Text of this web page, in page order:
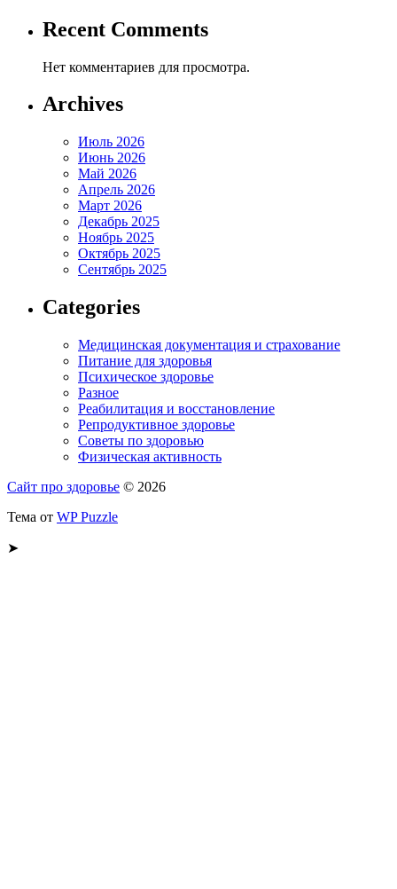
Recent Comments
Нет комментариев для просмотра.
Archives
Июль 2026
Июнь 2026
Май 2026
Апрель 2026
Март 2026
Декабрь 2025
Ноябрь 2025
Октябрь 2025
Сентябрь 2025
Categories
Медицинская документация и страхование
Питание для здоровья
Психическое здоровье
Разное
Реабилитация и восстановление
Репродуктивное здоровье
Советы по здоровью
Физическая активность
Сайт про здоровье © 2026
Тема от WP Puzzle
➤